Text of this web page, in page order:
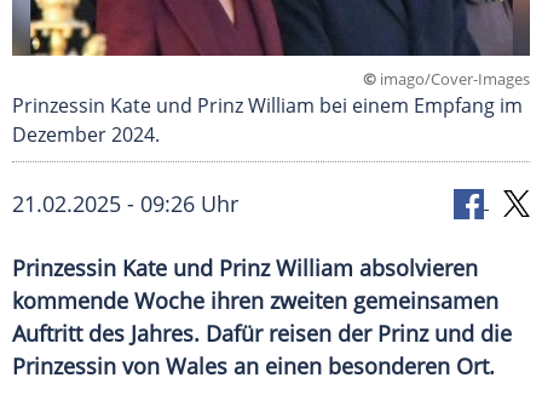
© imago/Cover-Images
Prinzessin Kate und Prinz William bei einem Empfang im
Dezember 2024.
21.02.2025 - 09:26 Uhr
Prinzessin Kate und Prinz William absolvieren
kommende Woche ihren zweiten gemeinsamen
Auftritt des Jahres. Dafür reisen der Prinz und die
Prinzessin von Wales an einen besonderen Ort.